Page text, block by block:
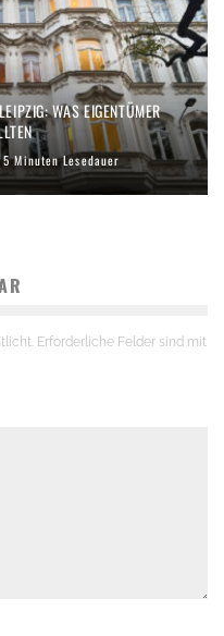
WAS EIGENTÜMER
5 Minuten Lesedauer
Erforderliche Felder sind mit